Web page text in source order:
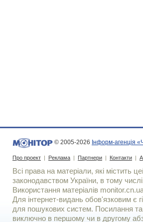
© 2005-2026 Інформ-агенція
Про проект | Реклама | Партнери | Контакти |
Всі права на матеріали, які містить
законодавством України, в тому
Використання матерiалiв
Для iнтернет-видань обов'язковим є
для пошукових систем. Посилання та
виключно в першому чи в другому